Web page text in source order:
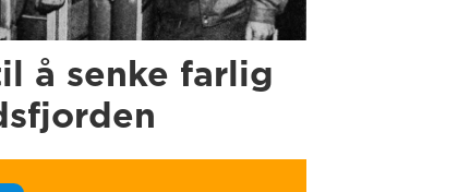
å senke farlig